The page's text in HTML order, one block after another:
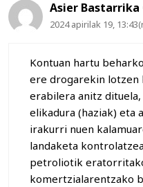
Asier Bastarrika
2024 apirilak 19,
Kontuan hartu
ere drogarekin lotzen
erabilera anitz
elikadura (haziak) eta
irakurri nuen
landaketa
petroliotik
komertzialarentzako